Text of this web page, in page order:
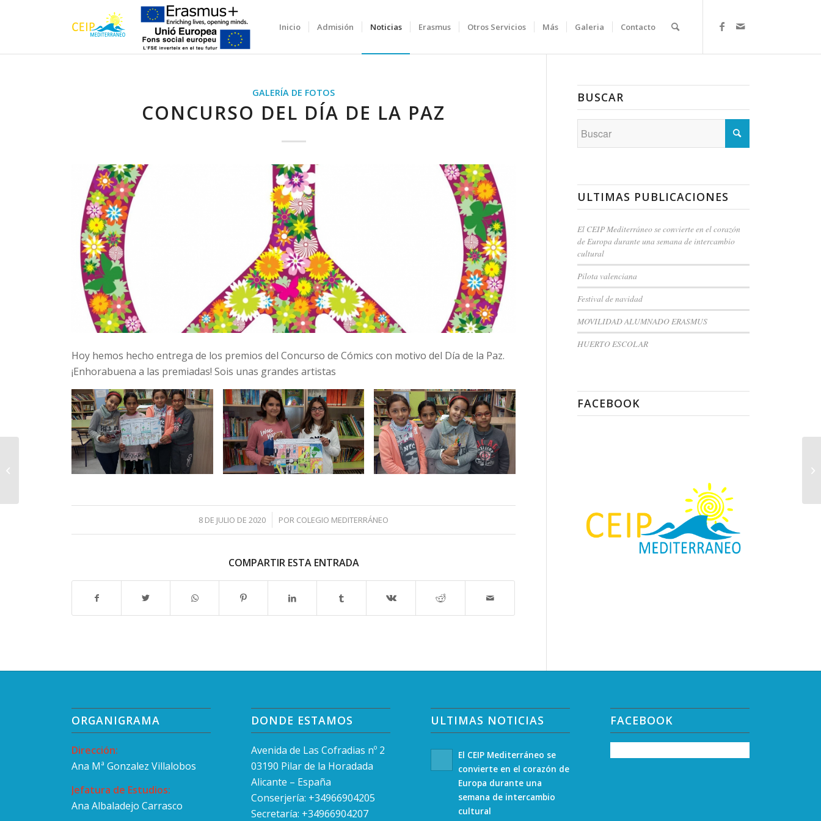
Inicio Admisión Noticias Erasmus Otros Servicios Más Galeria Contacto
GALERÍA DE FOTOS
CONCURSO DEL DÍA DE LA PAZ
Hoy hemos hecho entrega de los premios del Concurso de Cómics con motivo del Día de la Paz.
¡Enhorabuena a las premiadas! Sois unas grandes artistas
8 DE JULIO DE 2020
/ POR COLEGIO MEDITERRÁNEO
COMPARTIR ESTA ENTRADA
BUSCAR
ULTIMAS PUBLICACIONES
El CEIP Mediterráneo se convierte en el corazón
de Europa durante una semana de intercambio
cultural
Pilota valenciana
Festival de navidad
MOVILIDAD ALUMNADO ERASMUS
HUERTO ESCOLAR
FACEBOOK
ORGANIGRAMA
Dirección:
Ana Mª Gonzalez Villalobos
Jefatura de Estudios:
Ana Albaladejo Carrasco
DONDE ESTAMOS
Avenida de Las Cofradias nº 2
03190 Pilar de la Horadada
Alicante – España
Conserjería: +34966904205
Secretaría: +34966904207
ULTIMAS NOTICIAS
El CEIP Mediterráneo se
convierte en el corazón de
Europa durante una
semana de intercambio
cultural
FACEBOOK
Nevada en el colegio